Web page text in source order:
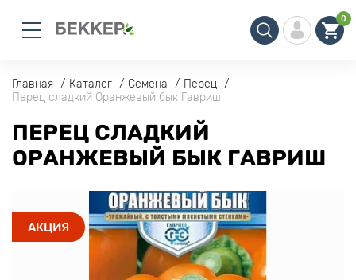
0
Главная Каталог Семена
Перец
Перец сладкий Оранжевый бык Гавриш
ПЕРЕЦ СЛАДКИЙ
ОРАНЖЕВЫЙ БЫК ГАВРИШ
АКЦИЯ